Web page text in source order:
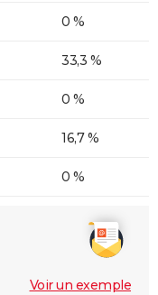
0 %
33,3 %
0 %
16,7 %
0 %
Voir un exemple